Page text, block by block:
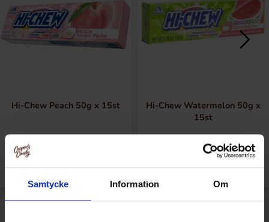
Samtycke Information Om
Hi-Chew Peach 50g x 15st
Hi-Chew Watermelon 50g x
15st